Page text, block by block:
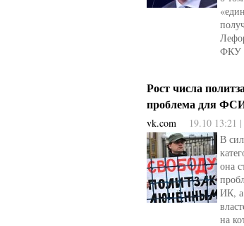
ФКУ
Рост числа
проблема для
vk.com 19.10
В
она
ИК, а
на